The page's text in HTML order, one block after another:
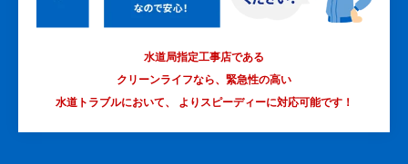
水道局指定工事店である
クリーンライフなら、緊急性の高い
水道トラブルにおいて、
よりスピーディーに対応可能です！